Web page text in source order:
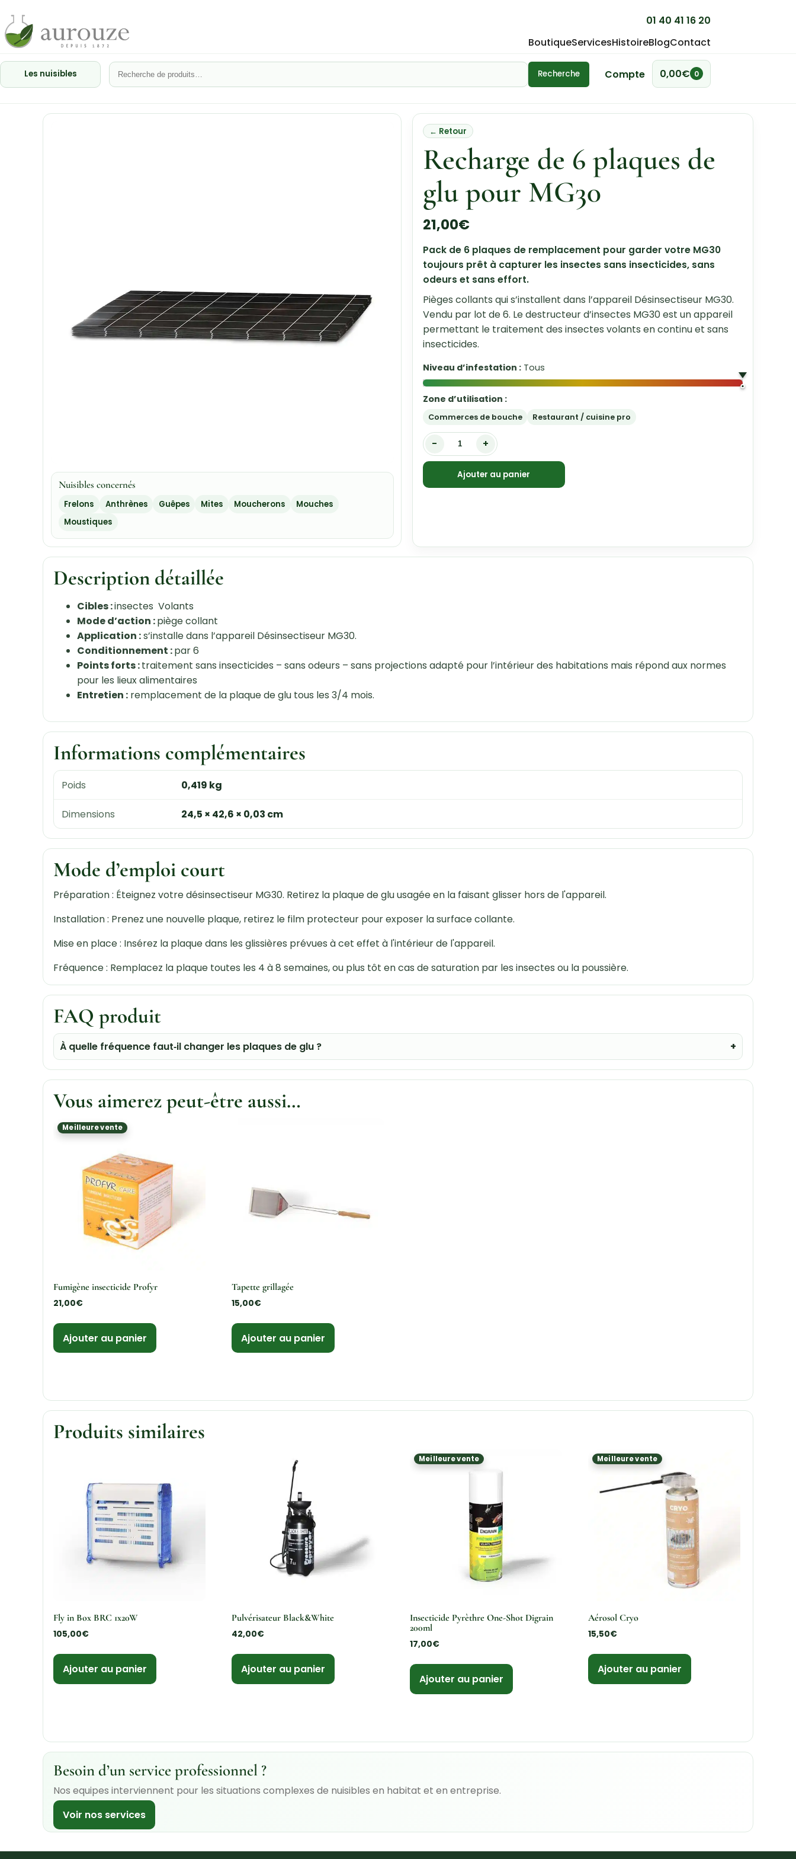
01 40 41 16 20
BoutiqueServicesHistoireBlogContact
Les nuisibles Recherche Compte 0,00€ 0
Nuisibles concernés
Frelons Anthrènes Guêpes Mites Moucherons
Mouches
Moustiques
← Retour
Recharge de 6 plaques de
glu pour MG30
21,00€
Pack de 6 plaques de remplacement pour garder votre MG30
toujours prêt à capturer les insectes sans insecticides, sans
odeurs et sans effort.
Pièges collants qui s’installent dans l’appareil Désinsectiseur MG30.
Vendu par lot de 6. Le destructeur d’insectes MG30 est un appareil
permettant le traitement des insectes volants en continu et sans
insecticides.
Niveau d’infestation :Tous
Zone d’utilisation :
Commerces de bouche Restaurant / cuisine pro
- +
Ajouter au panier
Description détaillée
Cibles :insectes Volants
Mode d’action :piège collant
Application :s’installe dans l’appareil Désinsectiseur MG30.
Conditionnement :par 6
Points forts :traitement sans insecticides – sans odeurs – sans projections adapté pour l’intérieur des habitations mais répond aux normes
pour les lieux alimentaires
Entretien :remplacement de la plaque de glu tous les 3/4 mois.
Informations complémentaires
Poids 0,419 kg
Dimensions 24,5 × 42,6 × 0,03 cm
Mode d’emploi court
Préparation : Éteignez votre désinsectiseur MG30. Retirez la plaque de glu usagée en la faisant glisser hors de l'appareil.
Installation : Prenez une nouvelle plaque, retirez le film protecteur pour exposer la surface collante.
Mise en place : Insérez la plaque dans les glissières prévues à cet effet à l'intérieur de l'appareil.
Fréquence : Remplacez la plaque toutes les 4 à 8 semaines, ou plus tôt en cas de saturation par les insectes ou la poussière.
FAQ produit
À quelle fréquence faut‑il changer les plaques de glu ?
Vous aimerez peut-être aussi…
Meilleure vente
Fumigène insecticide Profyr
21,00€
Ajouter au panier
Tapette grillagée
15,00€
Ajouter au panier
Produits similaires
Fly in Box BRC 1x20W
105,00€
Ajouter au panier
Pulvérisateur Black&White
42,00€
Ajouter au panier
Meilleure vente
Insecticide Pyrèthre One-Shot Digrain
200ml
17,00€
Ajouter au panier
Meilleure vente
Aérosol Cryo
15,50€
Ajouter au panier
Besoin d’un service professionnel ?
Nos equipes interviennent pour les situations complexes de nuisibles en habitat et en entreprise.
Voir nos services